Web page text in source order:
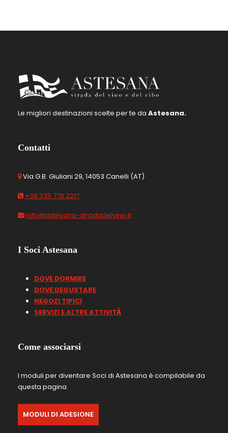
Le migliori destinazioni scelte per te da Astesana.
Contatti
Via G.B. Giuliani 29, 14053 Canelli (AT)
+39 335 778 2217
info@astesana-stradadelvino.it
I Soci Astesana
DOVE DORMIRE
DOVE DEGUSTARE
NEGOZI TIPICI
SERVIZI E ALTRE ATTIVITÀ
Come associarsi
I moduli per diventare Soci di Astesana è compilabile da
questa pagina.
MODULI DI ADESIONE